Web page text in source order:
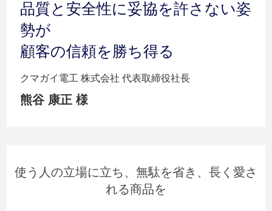
品質と安全性に妥協を許さない姿
勢が
顧客の信頼を勝ち得る
クマガイ電工 株式会社 代表取締役社長
熊谷 康正 様
使う人の立場に立ち、無駄を省き、長く愛さ
れる商品を